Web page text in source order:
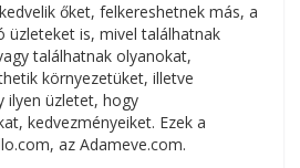
őket, felkereshetnek más, a
üzleteket is, mivel találhatnak
találhatnak olyanokat,
környezetüket, illetve
ilyen üzletet, hogy
kedvezményeiket. Ezek a
az Adameve.com.